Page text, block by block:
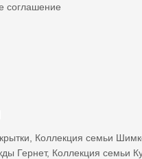
соглашение
Коллекция семьи
Гернет, Коллекция семьи